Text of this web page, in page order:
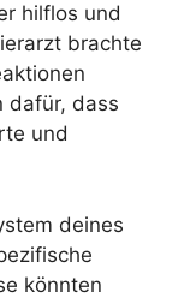
hilflos und
brachte
dafür, dass
und
deines
könnten